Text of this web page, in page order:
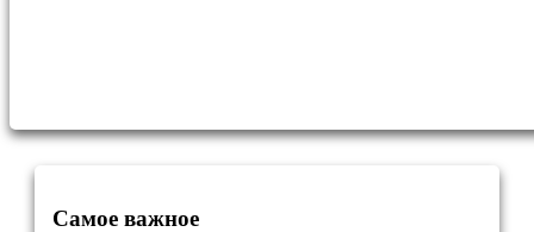
Самое важное